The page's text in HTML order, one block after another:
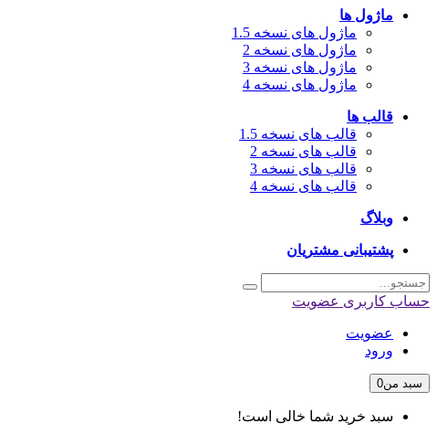
ماژول ها
ماژول های نسخه 1.5
ماژول های نسخه 2
ماژول های نسخه 3
ماژول های نسخه 4
قالب ها
قالب های نسخه 1.5
قالب های نسخه 2
قالب های نسخه 3
قالب های نسخه 4
وبلاگ
پشتیبانی مشتریان
حساب کاربری عضویت
عضویت
ورود
سبد من0
سبد خرید شما خالی است!